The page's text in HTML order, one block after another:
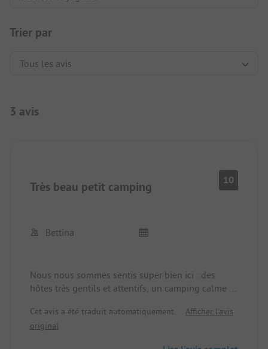
Trier par
3 avis
Très beau petit camping 10
Bettina
Nous nous sommes sentis super bien ici : des
hôtes très gentils et attentifs, un camping calme et
pour faire du vélo et particulièrement génial la
piscine de location directement sur l'emplacement.
Cet avis a été traduit automatiquement.
Afficher l'avis
original